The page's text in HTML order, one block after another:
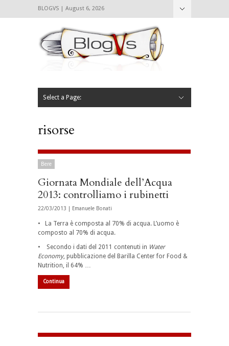
BLOGVS | August 6, 2026
Select a Page:
risorse
Bere
Giornata Mondiale dell’Acqua
2013: controlliamo i rubinetti
22/03/2013 | Emanuele Bonati
• La Terra è composta al 70% di acqua. L’uomo è
composto al 70% di acqua.
• Secondo i dati del 2011 contenuti in Water
Economy, pubblicazione del Barilla Center for Food &
Nutrition, il 64% …
Continua